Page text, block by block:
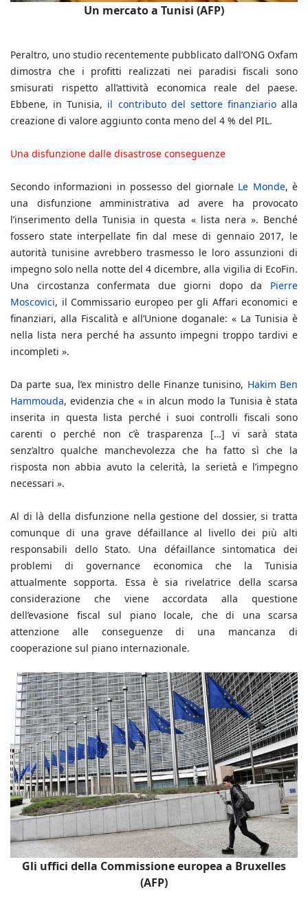
Un mercato a Tunisi (AFP)
Peraltro, uno studio recentemente pubblicato dall’ONG Oxfam
dimostra che i profitti realizzati nei paradisi fiscali sono
smisurati rispetto all’attività economica reale del paese.
Ebbene, in Tunisia, il contributo del settore finanziarioalla
creazione di valore aggiunto conta meno del 4 % del PIL.
Una disfunzione dalle disastrose conseguenze
Secondo informazioni in possesso del giornale Le Monde, è
una disfunzione amministrativa ad avere ha provocato
l’inserimento della Tunisia in questa « lista nera ». Benché
fossero state interpellate fin dal mese di gennaio 2017, le
autorità tunisine avrebbero trasmesso le loro assunzioni di
impegno solo nella notte del 4 dicembre, alla vigilia di EcoFin.
Una circostanza confermata due giorni dopo da Pierre
Moscovici, il Commissario europeo per gli Affari economici e
finanziari, alla Fiscalità e all’Unione doganale: « La Tunisia è
nella lista nera perché ha assunto impegni troppo tardivi e
incompleti ».
Da parte sua, l’ex ministro delle Finanze tunisino, Hakim Ben
Hammouda, evidenzia che « in alcun modo la Tunisia è stata
inserita in questa lista perché i suoi controlli fiscali sono
carenti o perché non c’è trasparenza […] vi sarà stata
senz’altro qualche manchevolezza che ha fatto sì che la
risposta non abbia avuto la celerità, la serietà e l’impegno
necessari ».
Al di là della disfunzione nella gestione del dossier, si tratta
comunque di una grave défaillance al livello dei più alti
responsabili dello Stato. Una défaillance sintomatica dei
problemi di governance economica che la Tunisia
attualmente sopporta. Essa è sia rivelatrice della scarsa
considerazione che viene accordata alla questione
dell’evasione fiscal sul piano locale, che di una scarsa
attenzione alle conseguenze di una mancanza di
cooperazione sul piano internazionale.
Gli uffici della Commissione europea a Bruxelles
(AFP)